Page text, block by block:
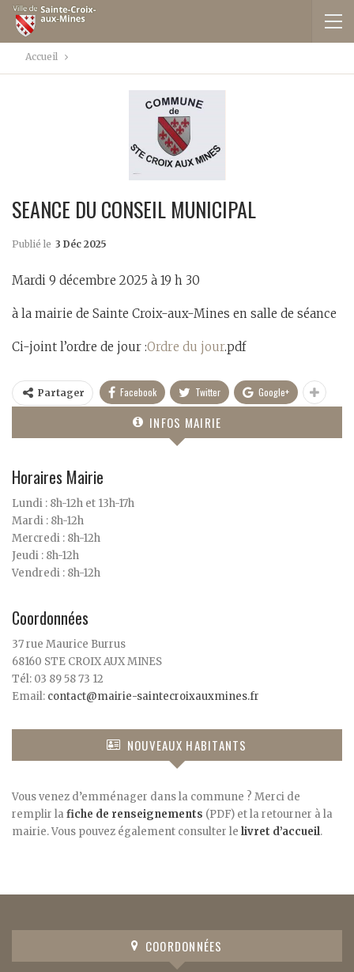
Accueil
SEANCE DU CONSEIL MUNICIPAL
Publié le 3 Déc 2025
Mardi 9 décembre 2025 à 19 h 30
à la mairie de Sainte Croix-aux-Mines en salle de séance
Ci-joint l’ordre de jour :Ordre du jour.pdf
Partager Facebook Twitter Google+
INFOS MAIRIE
Horaires Mairie
Lundi : 8h-12h et 13h-17h
Mardi : 8h-12h
Mercredi : 8h-12h
Jeudi : 8h-12h
Vendredi : 8h-12h
Coordonnées
37 rue Maurice Burrus
68160 STE CROIX AUX MINES
Tél: 03 89 58 73 12
Email: contact@mairie-saintecroixauxmines.fr
NOUVEAUX HABITANTS
Vous venez d’emménager dans la commune ? Merci de
remplir la fiche de renseignements (PDF) et la retourner à la
mairie. Vous pouvez également consulter le livret d’accueil.
COORDONNÉES